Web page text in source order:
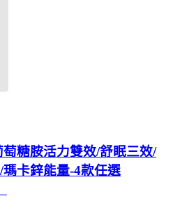
糖胺活力雙效/舒眠三效/
卡鋅能量-4款任選